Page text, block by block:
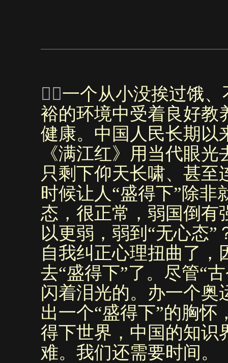
一个从小没挨过饿
裕的环境中受着良好教
健康。中国人民长期以
《满江红》用当代眼
只剩下仰天长啸、甚
时候让人“盛得下”除非
态，很正常，弱国倒有
以更弱，弱到“无心态
自我纠正心理扭曲了，
去“盛得下”了。尽管“
闪着泪光的。办一个奥
出一个“盛得下”的胸怀
得下世界，中国的知识
难。我们还需要时间。